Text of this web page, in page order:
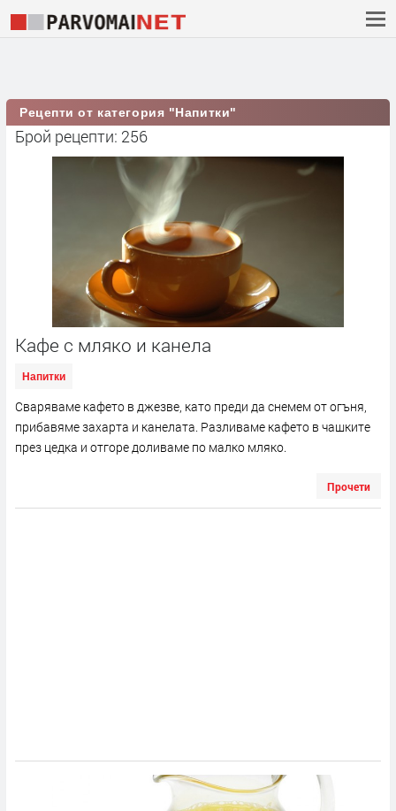
Рецепти от категория "Напитки"
Брой рецепти: 256
Кафе с мляко и канела
Напитки
Сваряваме кафето в джезве, като преди да снемем от огъня,
прибавяме захарта и канелата. Разливаме кафето в чашките
през цедка и отгоре доливаме по малко мляко.
Прочети